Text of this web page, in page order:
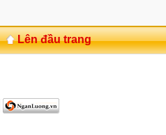
Lên đầu trang